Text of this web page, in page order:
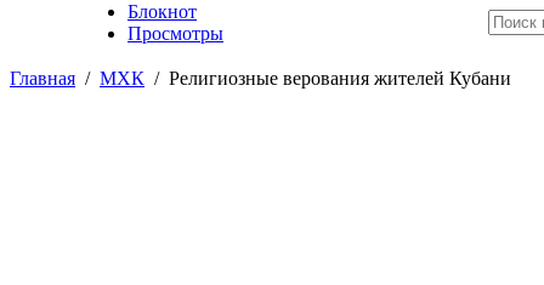
Блокнот
Просмотры
Главная / МХК / Религиозные верования жителей Кубани